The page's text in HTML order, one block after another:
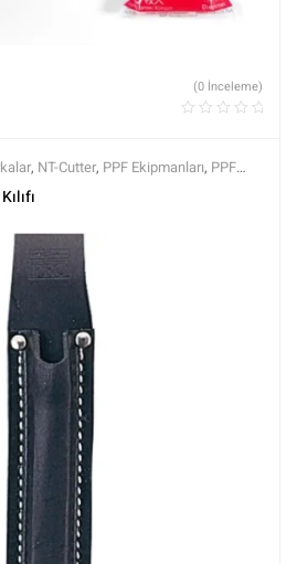
(0 İnceleme)
, NT-Cutter, PPF Ekipmanları, PPF
,Tüm Ürünler